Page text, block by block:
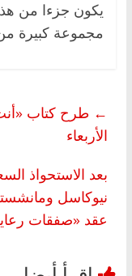
يكون جزءا من
مجموعة كبيرة
← طرح كتاب «أنت
الأربعاء
بعد الاستحواذ
نيوكاسل
عقد «صفقات